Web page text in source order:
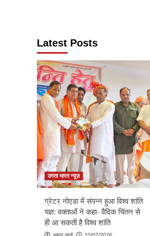
Latest Posts
उगता भारत न्यूज़
ग्रेटर नोएडा में संपन्न हुआ विश्व शांति
यज्ञ: वक्ताओं ने कहा- वैदिक चिंतन से
ही आ सकती है विश्व शांति